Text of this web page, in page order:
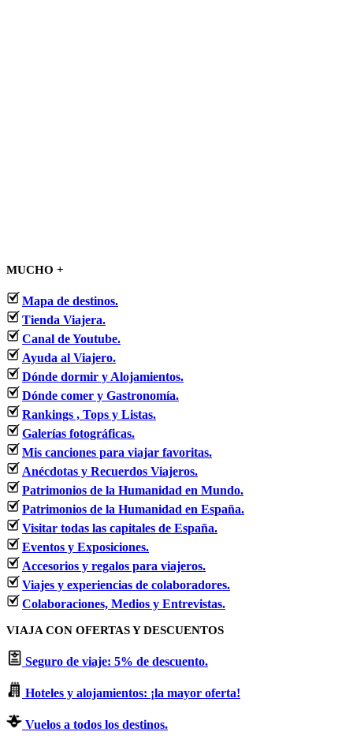
MUCHO +
Mapa de destinos.
Tienda Viajera.
Canal de Youtube.
Ayuda al Viajero.
Dónde dormir y Alojamientos.
Dónde comer y Gastronomía.
Rankings , Tops y Listas.
Galerías fotográficas.
Mis canciones para viajar favoritas.
Anécdotas y Recuerdos Viajeros.
Patrimonios de la Humanidad en Mundo.
Patrimonios de la Humanidad en España.
Visitar todas las capitales de España.
Eventos y Exposiciones.
Accesorios y regalos para viajeros.
Viajes y experiencias de colaboradores.
Colaboraciones, Medios y Entrevistas.
VIAJA CON OFERTAS Y DESCUENTOS
Seguro de viaje: 5% de descuento.
Hoteles y alojamientos: ¡la mayor oferta!
Vuelos a todos los destinos.